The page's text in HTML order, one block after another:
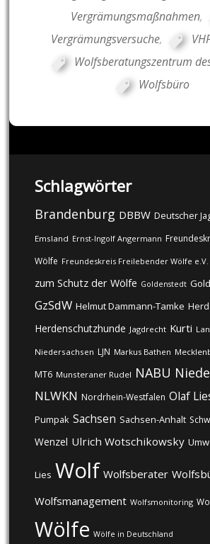
Vergrämungsmaßnahmen,
Vergrämungsversuche,
Wolfsberatungszentrum
Wolfsbüro
Schlagwörter
Brandenburg DBBW Deutscher
Emsland Ernst-Ingolf Angermann
Wölfe Freundeskreis Freilebender Wölfe e.V.
zum Schutz der Wölfe Goldenstedt
GzSdW Helmut Dammann-Tamke
Herdenschutzhunde Jagdrecht Kurti
Niedersachsen LJN Markus Bathen
MT6 Munsteraner Rudel NABU
NLWKN Nordrhein-Westfalen Olaf
Pumpak Sachsen Sachsen-Anhalt
Wenzel Ulrich Wotschikowsky
Lies Wolf Wolfsberater
Wolfsmanagement Wolfsmonitoring
Wölfe Wölfe in Deutschland